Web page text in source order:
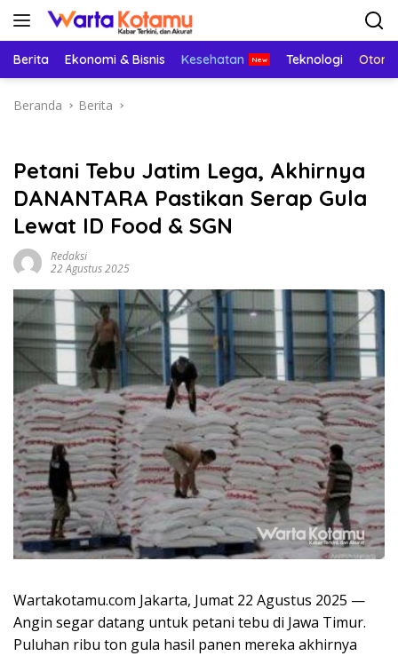
Langsung
Berita Ekonomi & Bisnis Kesehatan Teknologi
Beranda Berita
Petani Tebu Jatim Lega, Akhirnya
DANANTARA Pastikan Serap Gula
Lewat ID Food & SGN
Redaksi
22 Agustus 2025
Wartakotamu.com Jakarta, Jumat 22 Agustus 2025 —
Angin segar datang untuk petani tebu di Jawa Timur.
Puluhan ribu ton gula hasil panen mereka akhirnya